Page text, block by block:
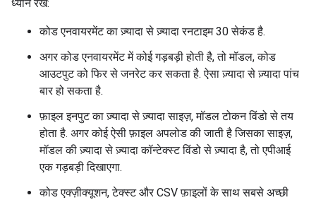
ध्यान रखें:
कोड एनवायरमेंट का ज़्यादा से ज़्यादा रनटाइम 30 सेकंड है.
अगर कोड एनवायरमेंट में कोई गड़बड़ी होती है, तो मॉडल, कोड
आउटपुट को फिर से जनरेट कर सकता है. ऐसा ज़्यादा से ज़्यादा पांच
बार हो सकता है.
फ़ाइल इनपुट का ज़्यादा से ज़्यादा साइज़, मॉडल टोकन विंडो से तय
होता है. अगर कोई ऐसी फ़ाइल अपलोड की जाती है जिसका साइज़,
मॉडल की ज़्यादा से ज़्यादा कॉन्टेक्स्ट विंडो से ज़्यादा है, तो एपीआई
एक गड़बड़ी दिखाएगा.
कोड एक्ज़ीक्यूशन, टेक्स्ट और CSV फ़ाइलों के साथ सबसे अच्छी